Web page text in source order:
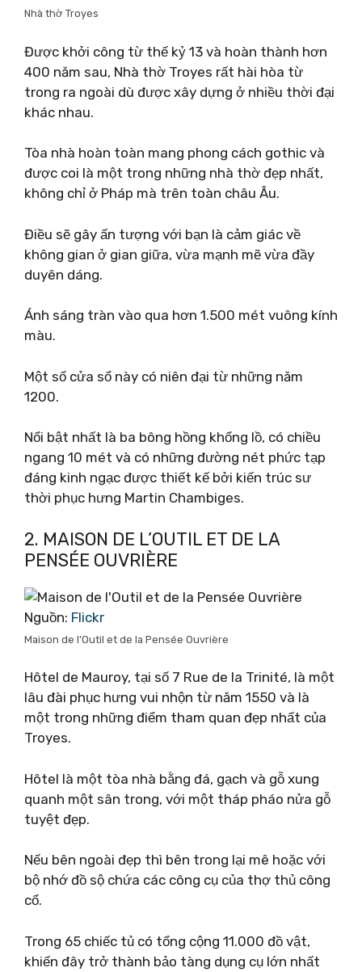
Nhà thờ Troyes
Được khởi công từ thế kỷ 13 và hoàn thành hơn
400 năm sau, Nhà thờ Troyes rất hài hòa từ
trong ra ngoài dù được xây dựng ở nhiều thời đại
khác nhau.
Tòa nhà hoàn toàn mang phong cách gothic và
được coi là một trong những nhà thờ đẹp nhất,
không chỉ ở Pháp mà trên toàn châu Âu.
Điều sẽ gây ấn tượng với bạn là cảm giác về
không gian ở gian giữa, vừa mạnh mẽ vừa đầy
duyên dáng.
Ánh sáng tràn vào qua hơn 1.500 mét vuông kính
màu.
Một số cửa sổ này có niên đại từ những năm
1200.
Nổi bật nhất là ba bông hồng khổng lồ, có chiều
ngang 10 mét và có những đường nét phức tạp
đáng kinh ngạc được thiết kế bởi kiến ​​trúc sư
thời phục hưng Martin Chambiges.
2. MAISON DE L’OUTIL ET DE LA
PENSÉE OUVRIÈRE
Nguồn: Flickr
Maison de l’Outil et de la Pensée Ouvrière
Hôtel de Mauroy, tại số 7 Rue de la Trinité, là một
lâu đài phục hưng vui nhộn từ năm 1550 và là
một trong những điểm tham quan đẹp nhất của
Troyes.
Hôtel là một tòa nhà bằng đá, gạch và gỗ xung
quanh một sân trong, với một tháp pháo nửa gỗ
tuyệt đẹp.
Nếu bên ngoài đẹp thì bên trong lại mê hoặc với
bộ nhớ đồ sộ chứa các công cụ của thợ thủ công
cổ.
Trong 65 chiếc tủ có tổng cộng 11.000 đồ vật,
khiến đây trở thành bảo tàng dụng cụ lớn nhất